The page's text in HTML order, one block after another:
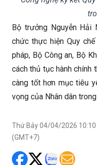
Bộ trưởng Nguyễn
chức thực hiện Quy
pháp, Bộ Công an, Bộ
cách thủ tục hành chính
càng tốt hơn mục tiêu
vọng của Nhân dân
Thứ Bảy 04/04/2026 10:10
(GMT+7)